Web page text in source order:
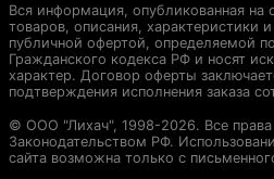
Вся информация, опубликованная на
товаров, описания, характеристики
публичной офертой, определяемой
Гражданского кодекса РФ и носят
характер. Договор оферты
подтверждения исполнения заказа
© ООО "Лихач", 1998-2026. Все
Законодательством РФ.
сайта возможна только с